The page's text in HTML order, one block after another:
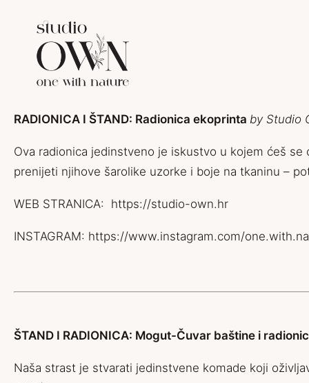
RADIONICA I ŠTAND: Radionica ekoprinta by Studio
Ova radionica jedinstveno je iskustvo u kojem ćeš
prenijeti njihove šarolike uzorke i boje na tkaninu –
WEB STRANICA: https://studio-own.hr
INSTAGRAM: https://www.instagram.com/
ŠTAND I RADIONICA: Mogut-Čuvar baštine i
Naša strast je stvarati jedinstvene komade koji